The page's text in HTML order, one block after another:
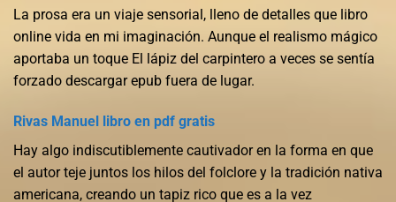
La prosa era un viaje sensorial, lleno de detalles que libro
online​ vida en mi imaginación. Aunque el realismo mágico
aportaba un toque El lápiz del carpintero a veces se sentía
forzado descargar epub fuera de lugar.
Rivas Manuel libro en pdf gratis
Hay algo indiscutiblemente cautivador en la forma en que
el autor teje juntos los hilos del folclore y la tradición nativa
americana, creando un tapiz rico que es a la vez